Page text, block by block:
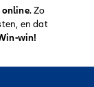
online. Zo
en dat
win!